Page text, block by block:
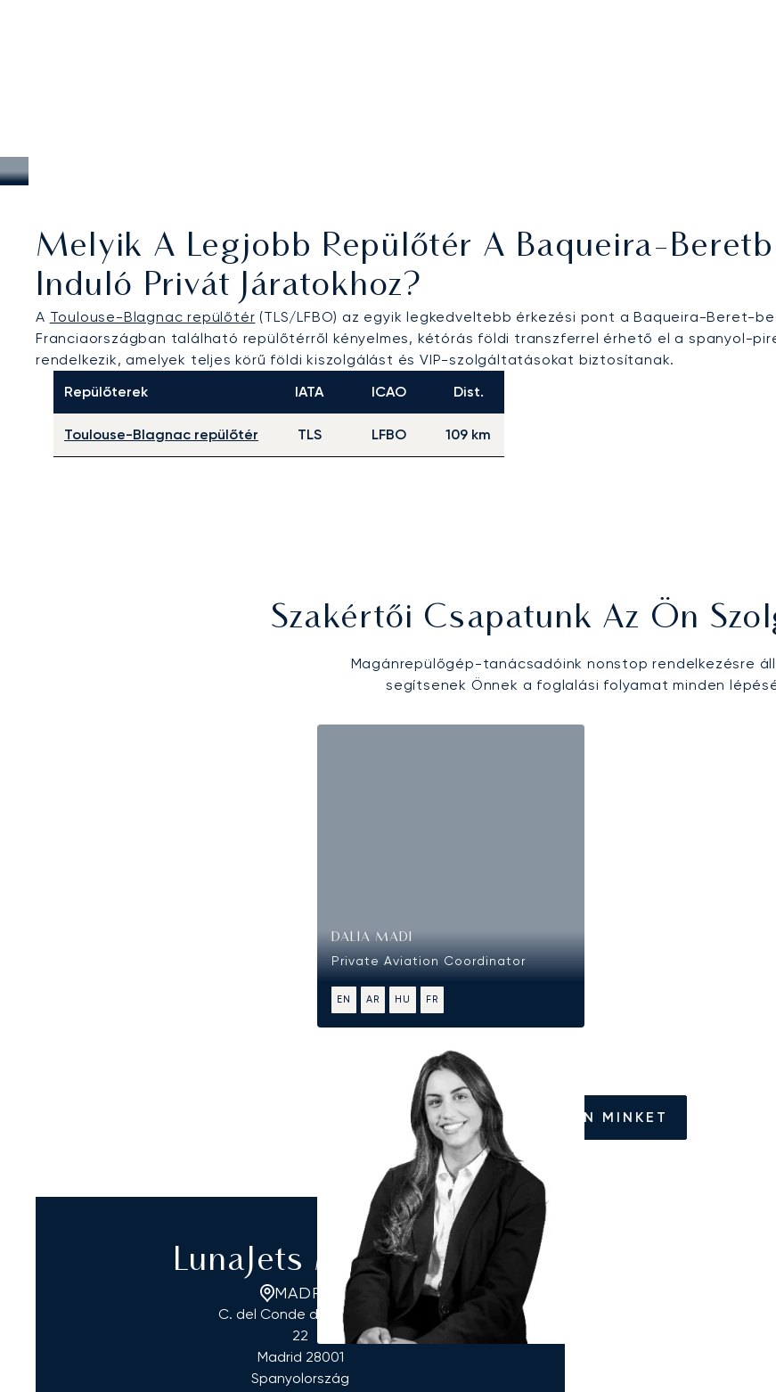
Melyik A Legjobb Repülőtér A Baqueira-
Induló Privát Járatokhoz?
A Toulouse-Blagnac repülőtér (TLS/LFBO) az egyik legkedveltebb érkezési pont a Baqueira-Beret-
Franciaországban található repülőtérről kényelmes, kétórás földi transzferrel érhető el a spanyol-
rendelkezik, amelyek teljes körű földi kiszolgálást és VIP-szolgáltatásokat biztosítanak.
Repülőterek
IATA ICAO Dist.
Toulouse-Blagnac repülőtér TLS LFBO 109 km
Szakértői Csapatunk Az Ön
Magánrepülőgép-tanácsadóink nonstop rendelkezésre
segítsenek Önnek a foglalási folyamat minden
DALIA MADI
Private Aviation Coordinator
EN AR HU FR
HÍVJON MINKET
LunaJets Madrid
MADRID
C. del Conde de Aranda,
22
Madrid 28001
Spanyolország